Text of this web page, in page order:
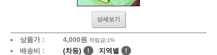
상세보기
상품가 : 4,000원 적립금:1%
배송비 : (차등) ! 지역별 !